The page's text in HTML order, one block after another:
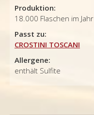
Produktion:
18.000 Flaschen im Jahr
Passt zu:
CROSTINI TOSCANI
Allergene:
enthält Sulfite